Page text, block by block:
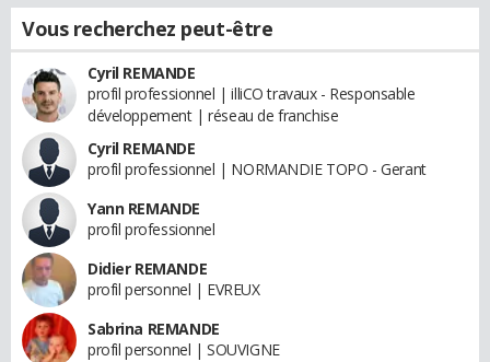
Vous recherchez peut-être
Cyril REMANDE
profil professionnel | illiCO travaux - Responsable
développement | réseau de franchise
Cyril REMANDE
profil professionnel | NORMANDIE TOPO - Gerant
Yann REMANDE
profil professionnel
Didier REMANDE
profil personnel | EVREUX
Sabrina REMANDE
profil personnel | SOUVIGNE